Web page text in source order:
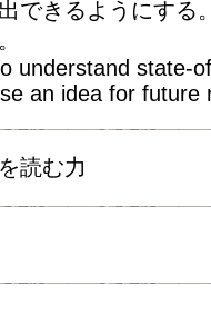
できるようにする
understand state-
an idea for future
読む力